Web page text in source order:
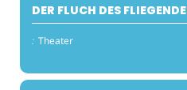
DER FLUCH DES
: Theater